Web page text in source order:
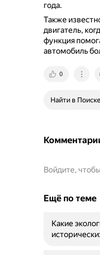
года.
Также
двигатель,
функция
автомобиль
0
Найти в Поиске
Войдите,
Ещё по теме
Какие